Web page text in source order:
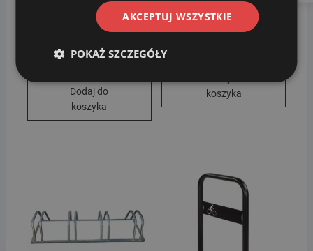
Stojak Rowerowy – TOM
Dodaj do
koszyka
Stojak Rowerowy – Stal 5
koszyka
AKCEPTUJ WSZYSTKIE
POKAŻ SZCZEGÓŁY